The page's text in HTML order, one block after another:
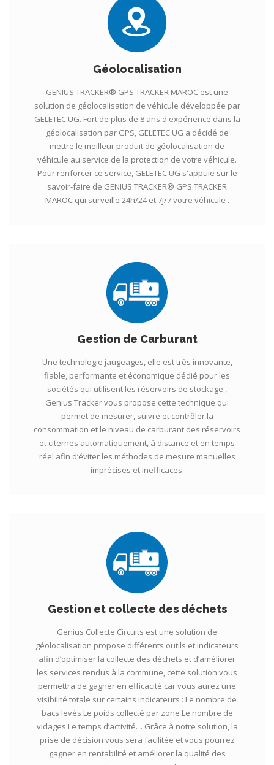
Géolocalisation
GENIUS TRACKER® GPS TRACKER MAROC est une
solution de géolocalisation de véhicule développée par
GELETEC UG. Fort de plus de 8 ans d'expérience dans la
géolocalisation par GPS, GELETEC UG a décidé de
mettre le meilleur produit de géolocalisation de
véhicule au service de la protection de votre véhicule.
Pour renforcer ce service, GELETEC UG s'appuie sur le
savoir-faire de GENIUS TRACKER® GPS TRACKER
MAROC qui surveille 24h/24 et 7j/7 votre véhicule .
Gestion de Carburant
Une technologie jaugeages, elle est très innovante,
fiable, performante et économique dédié pour les
sociétés qui utilisent les réservoirs de stockage ,
Genius Tracker vous propose cette technique qui
permet de mesurer, suivre et contrôler la
consommation et le niveau de carburant des réservoirs
et citernes automatiquement, à distance et en temps
réel afin d’éviter les méthodes de mesure manuelles
imprécises et inefficaces.
Gestion et collecte des déchets
Genius Collecte Circuits est une solution de
géolocalisation propose différents outils et indicateurs
afin d’optimiser la collecte des déchets et d’améliorer
les services rendus à la commune, cette solution vous
permettra de gagner en efficacité car vous aurez une
visibilité totale sur certains indicateurs : Le nombre de
bacs levés Le poids collecté par zone Le nombre de
vidages Le temps d’activité… Grâce à notre solution, la
prise de décision vous sera facilitée et vous pourrez
gagner en rentabilité et améliorer la qualité des